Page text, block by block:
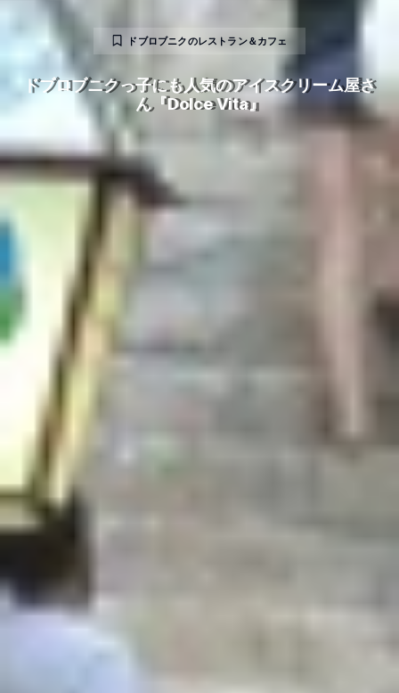
ドブロブニクのレストラン＆カフェ
ドブロブニクっ子にも人気のアイスクリーム屋さ
ん『Dolce Vita』